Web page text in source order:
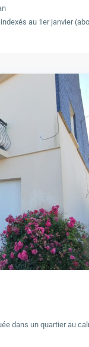
au 1er janvier
dans un quartier au